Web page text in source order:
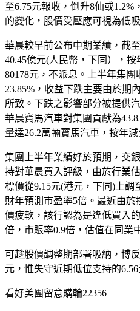
至6.75元報收，倒升8仙或
的變化，股價受壓應可視為低
華晨較早前公布中期業績，截
40.45億元(人民幣，下同），按
80178元，不派息。上半年集團
23.85%，收益下跌主要由於期
所致。下跌之影響部分被提供
華晨寶馬汽車對集團貢獻為
量達26.2萬輛寶馬汽車，按年減
集團上半年業績好於預期，交
持對華晨買入評級，由於行業
標價從9.15元(港元，下同)上調
財年預測市盈率5倍。最近由
價疲軟，該行認為是逢低買入
倍，市賬率0.9倍，估值在同業
可趁股價調整期部署吸納，博
元，惟失守近期低位支持的6.56
看好美團留意購輪22356